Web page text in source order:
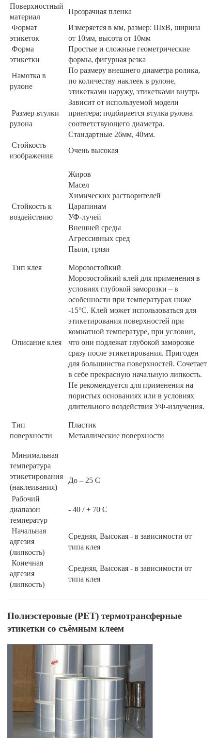
Поверхностный
материал
Прозрачная пленка
Формат
этикеток
Измеряется в мм, размер: ШхВ, ширина
от 10мм, высота от 10мм
Форма
этикетки
Простые и сложные геометрические
формы, фигурная резка
Намотка в
рулоне
По размеру внешнего диаметра ролика,
по количеству наклеек в рулоне,
этикетками наружу, этикетками внутрь
Размер втулки
рулона
Зависит от используемой модели
принтера; подбирается втулка рулона
соответствующего диаметра.
Стандартные 26мм, 40мм.
Стойкость
изображения
Очень высокая
Стойкость к
воздействию
Жиров
Масел
Химических растворителей
Царапинам
УФ-лучей
Внешней среды
Агрессивных сред
Пыли, грязи
Тип клея Морозостойкий
Описание клея
Морозостойкий клей для применения в
условиях глубокой заморозки – в
особенности при температурах ниже
-15°C. Клей может использоваться для
этикетирования поверхностей при
комнатной температуре, при условии,
что они подлежат глубокой заморозке
сразу после этикетирования. Пригоден
для большинства поверхностей. Сочетает
в себе прекрасную начальную липкость.
Не рекомендуется для применения на
пористых основаниях или в условиях
длительного воздействия УФ-излучения.
Тип
поверхности
Пластик
Металлические поверхности
Минимальная
температура
этикетирования
(наклеивания)
До – 25 С
Рабочий
диапазон
температур
- 40 / + 70 С
Начальная
адгезия
(липкость)
Средняя, Высокая - в зависимости от
типа клея
Конечная
адгезия
(липкость)
Средняя, Высокая - в зависимости от
типа клея
Полиэстеровые (РЕТ) термотрансферные
этикетки со съёмным клеем